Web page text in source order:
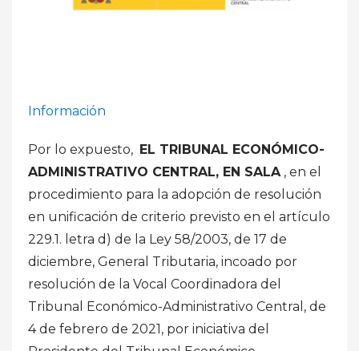
Información
Por lo expuesto, EL TRIBUNAL ECONÓMICO-
ADMINISTRATIVO CENTRAL, EN SALA , en el
procedimiento para la adopción de resolución
en unificación de criterio previsto en el artículo
229.1. letra d) de la Ley 58/2003, de 17 de
diciembre, General Tributaria, incoado por
resolución de la Vocal Coordinadora del
Tribunal Económico-Administrativo Central, de
4 de febrero de 2021, por iniciativa del